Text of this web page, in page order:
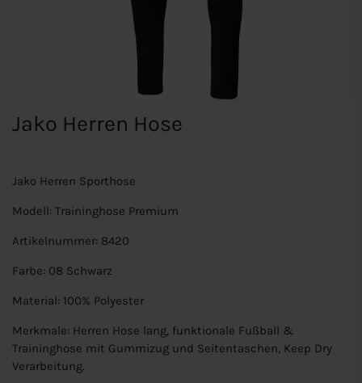
Jako Herren Hose
Jako Herren Sporthose
Modell: Traininghose Premium
Artikelnummer: 8420
Farbe: 08 Schwarz
Material: 100% Polyester
Merkmale: Herren Hose lang, funktionale Fußball &
Traininghose mit Gummizug und Seitentaschen, Keep Dry
Verarbeitung.